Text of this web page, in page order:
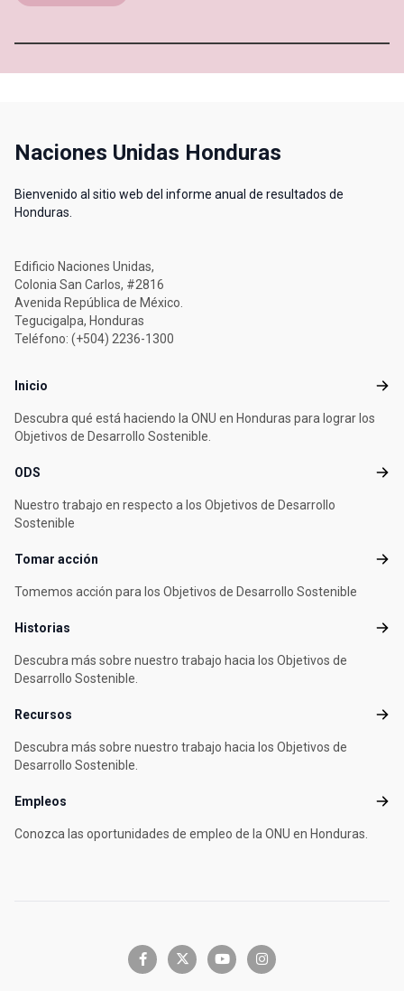
Naciones Unidas Honduras
Bienvenido al sitio web del informe anual de resultados de
Honduras.
Edificio Naciones Unidas,
Colonia San Carlos, #2816
Avenida República de México.
Tegucigalpa, Honduras
Teléfono: (+504) 2236-1300
Footer menu
Inicio Inicio
Descubra qué está haciendo la ONU en Honduras para lograr los
Objetivos de Desarrollo Sostenible.
ODS ODS
Nuestro trabajo en respecto a los Objetivos de Desarrollo
Sostenible
Tomar acción
Tomemos acción para los Objetivos de Desarrollo Sostenible
Historias
Descubra más sobre nuestro trabajo hacia los Objetivos de
Desarrollo Sostenible.
Recursos
Descubra más sobre nuestro trabajo hacia los Objetivos de
Desarrollo Sostenible.
Empleos
Conozca las oportunidades de empleo de la ONU en Honduras.
facebook-fx-twitter youtube instagram